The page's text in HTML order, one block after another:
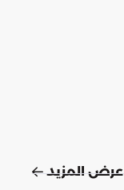
عرض المزيد